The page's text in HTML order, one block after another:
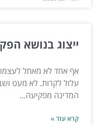
ייצוג בנושא
אף אחד לא מאחל
עלול לקרות. לא מעט
המדינה מפקיעה...
קרא עוד »